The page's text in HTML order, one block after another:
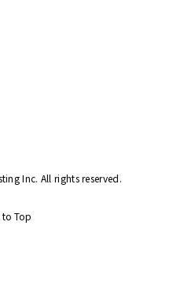
Inc. All rights reserved.
to Top